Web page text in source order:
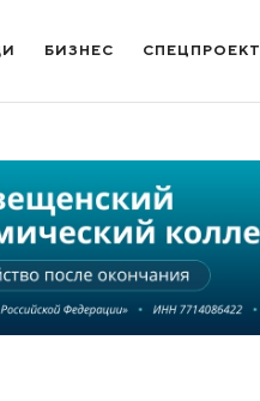
БИЗНЕС СПЕЦПРОЕКТ